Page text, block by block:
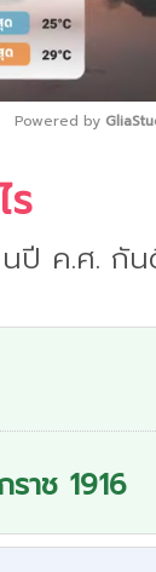
Powered by
ปี ค.ศ. กั
าช 1916